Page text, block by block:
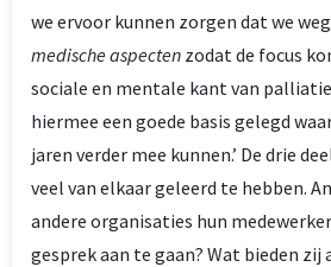
we ervoor kunnen zorgen dat we
medische aspecten zodat de focus
sociale en mentale kant van
hiermee een goede basis gelegd
jaren verder mee kunnen.’ De drie
veel van elkaar geleerd te hebben.
andere organisaties hun
gesprek aan te gaan? Wat bieden zij